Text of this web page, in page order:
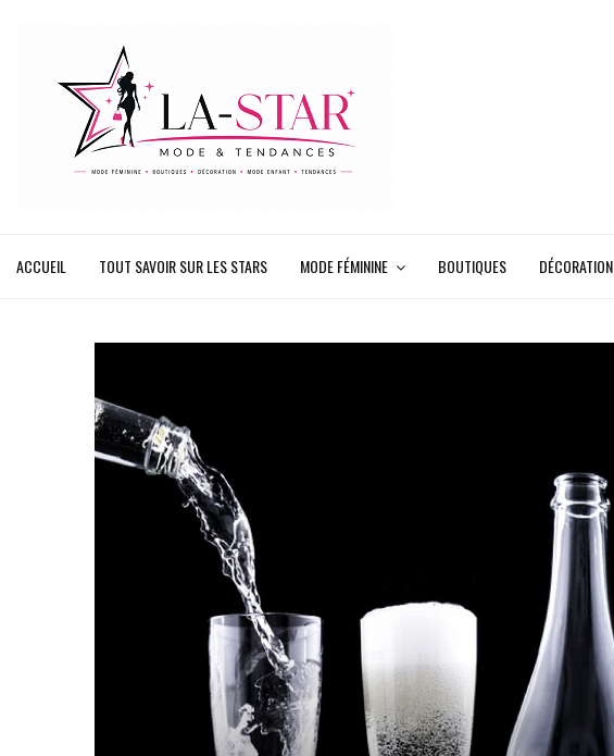
ACCUEIL TOUT SAVOIR SUR LES STARS MODE FÉMININE BOUTIQUES DÉCORATION